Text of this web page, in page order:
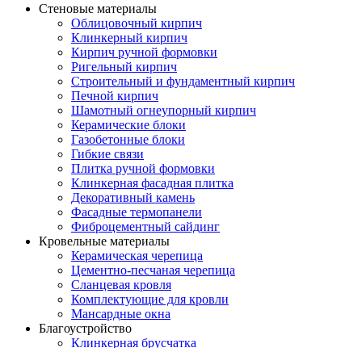
Стеновые материалы
Облицовочный кирпич
Клинкерный кирпич
Кирпич ручной формовки
Ригельный кирпич
Строительный и фундаментный кирпич
Печной кирпич
Шамотный огнеупорный кирпич
Керамические блоки
Газобетонные блоки
Гибкие связи
Плитка ручной формовки
Клинкерная фасадная плитка
Декоративный камень
Фасадные термопанели
Фиброцементный сайдинг
Кровельные материалы
Керамическая черепица
Цементно-песчаная черепица
Сланцевая кровля
Комплектующие для кровли
Мансардные окна
Благоустройство
Клинкерная брусчатка